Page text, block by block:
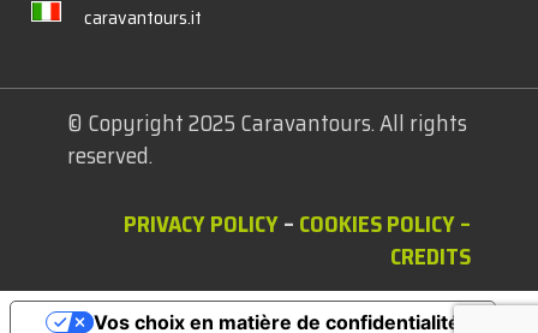
caravantours.it
© Copyright 2025 Caravantours. All rights
reserved.
PRIVACY POLICY– COOKIES POLICY–
CREDITS
Vos choix en matière de confidentialité